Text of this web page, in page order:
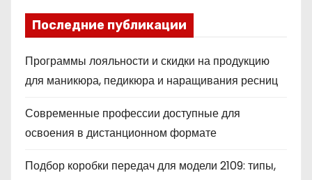
Последние публикации
Программы лояльности и скидки на продукцию
для маникюра, педикюра и наращивания ресниц
Современные профессии доступные для
освоения в дистанционном формате
Подбор коробки передач для модели 2109: типы,